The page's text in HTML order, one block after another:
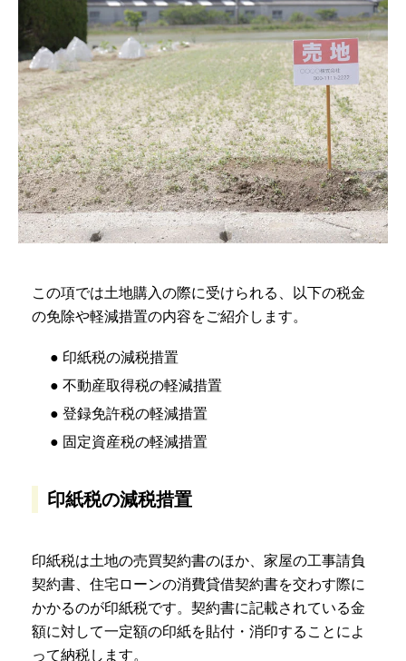
この項では土地購入の際に受けられる、以下の税金
の免除や軽減措置の内容をご紹介します。
● 印紙税の減税措置
● 不動産取得税の軽減措置
● 登録免許税の軽減措置
● 固定資産税の軽減措置
印紙税の減税措置
印紙税は土地の売買契約書のほか、家屋の工事請負
契約書、住宅ローンの消費貸借契約書を交わす際に
かかるのが印紙税です。契約書に記載されている金
額に対して一定額の印紙を貼付・消印することによ
って納税します。